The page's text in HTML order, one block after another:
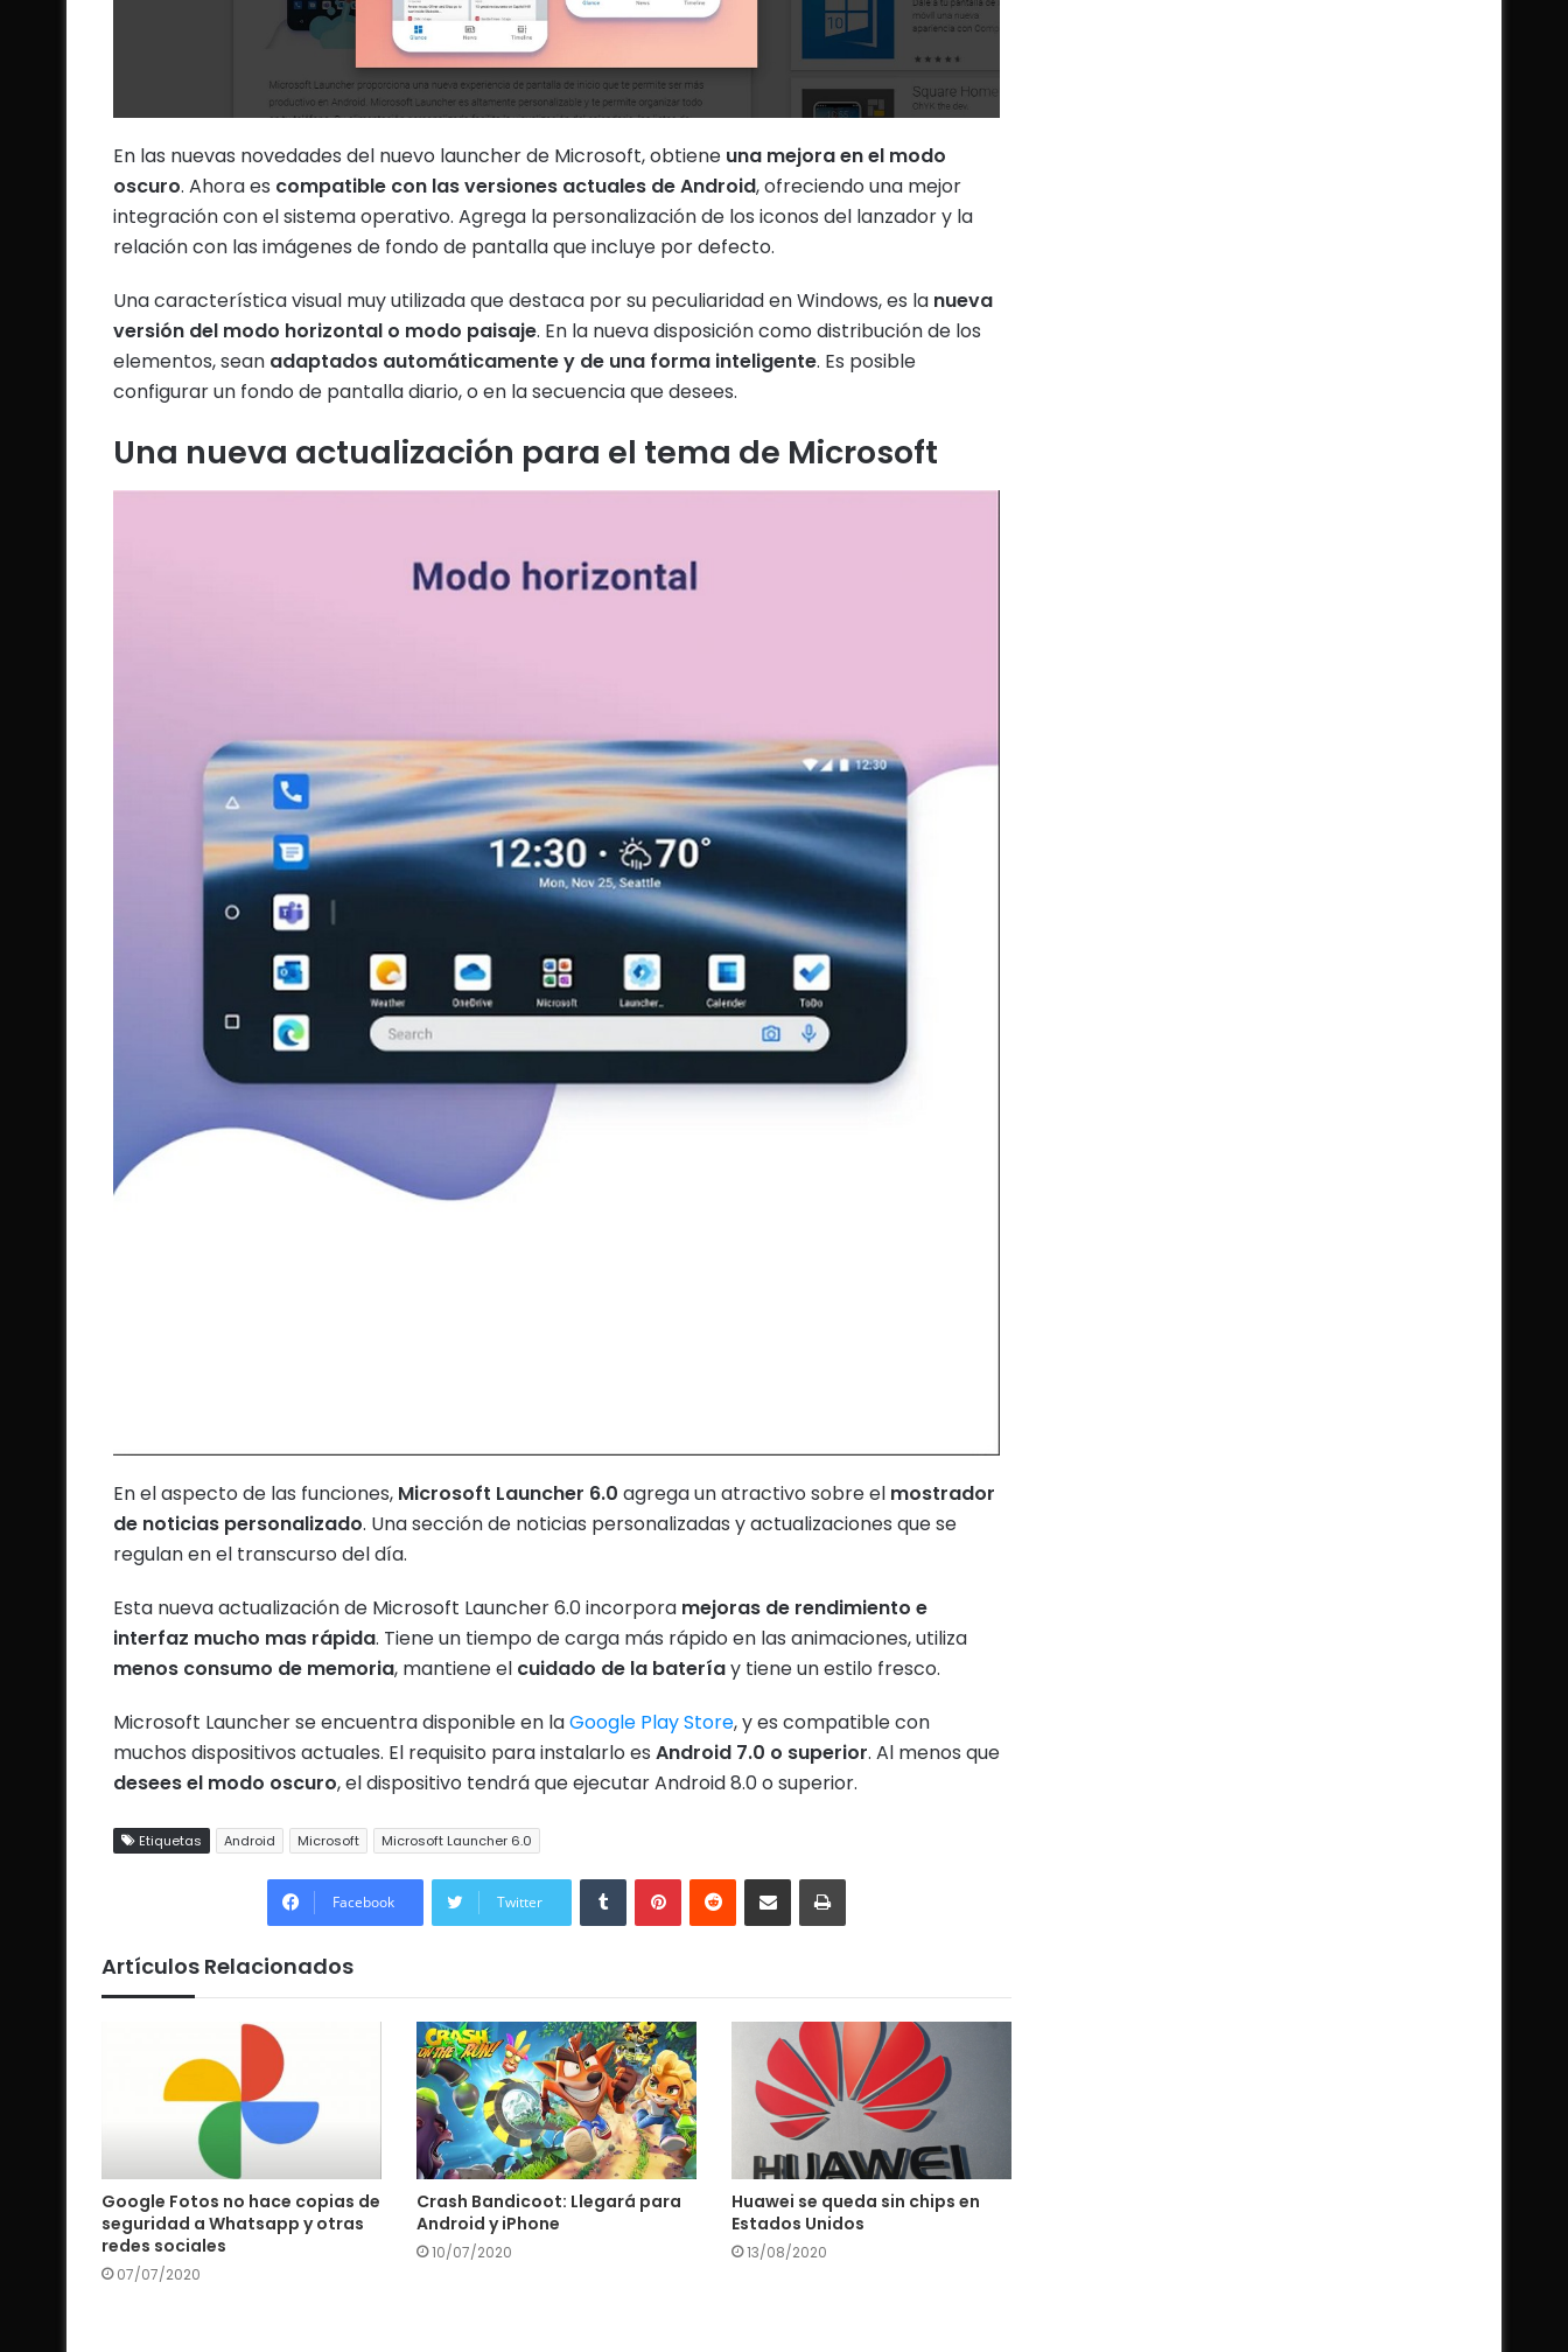
En las nuevas novedades del nuevo launcher de Microsoft, obtiene una mejora en el modo
oscuro. Ahora es compatible con las versiones actuales de Android, ofreciendo una mejor
integración con el sistema operativo. Agrega la personalización de los iconos del lanzador y la
relación con las imágenes de fondo de pantalla que incluye por defecto.
Una característica visual muy utilizada que destaca por su peculiaridad en Windows, es la nueva
versión del modo horizontal o modo paisaje. En la nueva disposición como distribución de los
elementos, sean adaptados automáticamente y de una forma inteligente. Es posible
configurar un fondo de pantalla diario, o en la secuencia que desees.
Una nueva actualización para el tema de Microsoft
En el aspecto de las funciones, Microsoft Launcher 6.0 agrega un atractivo sobre el mostrador
de noticias personalizado. Una sección de noticias personalizadas y actualizaciones que se
regulan en el transcurso del día.
Esta nueva actualización de Microsoft Launcher 6.0 incorpora mejoras de rendimiento e
interfaz mucho mas rápida. Tiene un tiempo de carga más rápido en las animaciones, utiliza
menos consumo de memoria, mantiene el cuidado de la bateríay tiene un estilo fresco.
Microsoft Launcher se encuentra disponible en laGoogle Play Store, y es compatible con
muchos dispositivos actuales. El requisito para instalarlo es Android 7.0 o superior. Al menos que
desees el modo oscuro, el dispositivo tendrá que ejecutar Android 8.0 o superior.
Etiquetas Android Microsoft Microsoft Launcher 6.0
Facebook Twitter
TumblrPinterestReddit Compartir por correo electrónicoImprimir
Artículos Relacionados
Google Fotos no hace copias de
seguridad a Whatsapp y otras
redes sociales
07/07/2020
Crash Bandicoot: Llegará para
Android y iPhone
10/07/2020
Huawei se queda sin chips en
Estados Unidos
13/08/2020